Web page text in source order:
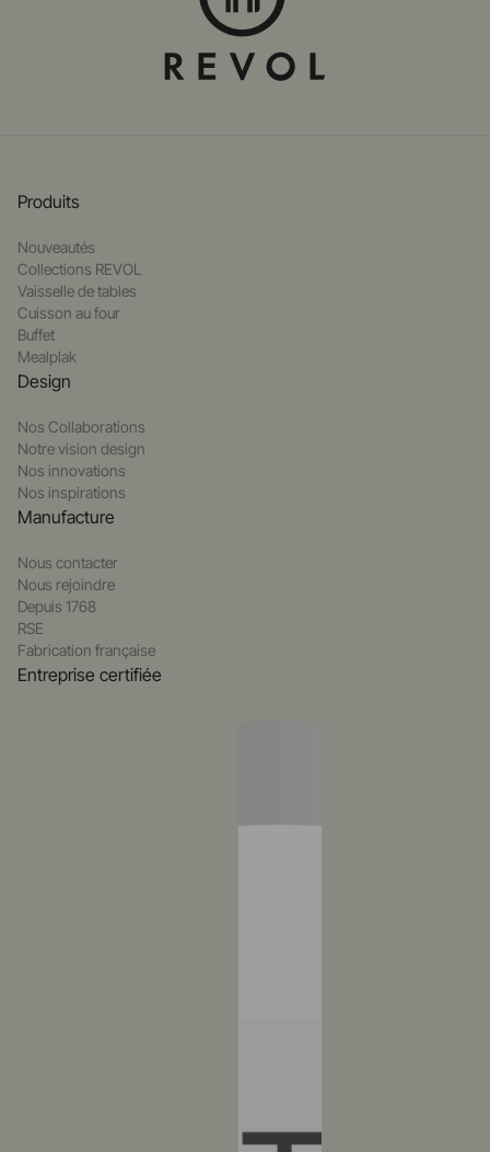
Produits
Nouveautés
Collections REVOL
Vaisselle de tables
Cuisson au four
Buffet
Mealplak
Design
Nos Collaborations
Notre vision design
Nos innovations
Nos inspirations
Manufacture
Nous contacter
Nous rejoindre
Depuis 1768
RSE
Fabrication française
Entreprise certifiée